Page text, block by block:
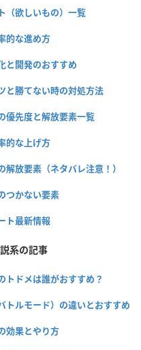
（欲しいもの）一覧
的な進め方
と開発のおすすめ
と勝てない時の対処方法
優先度と解放要素一覧
的な上げ方
解放要素（ネタバレ注意！）
つかない要素
ト最新情報
系の記事
トドメは誰がおすすめ？
トルモード）の違いとおすすめ
効果とやり方